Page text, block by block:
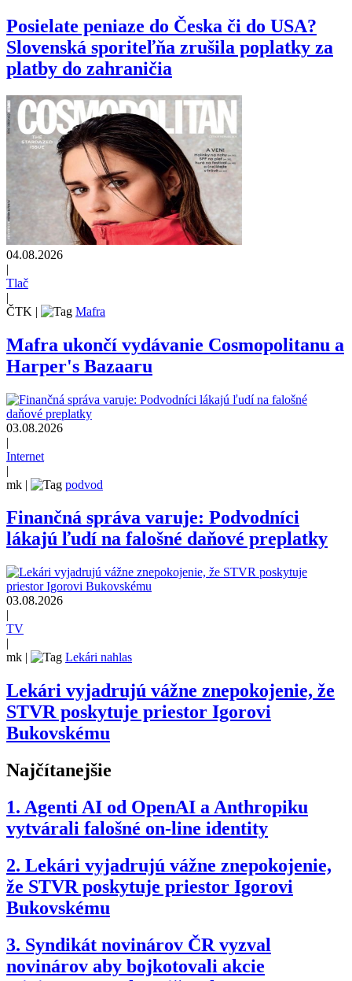
Posielate peniaze do Česka či do USA?
Slovenská sporiteľňa zrušila poplatky za
platby do zahraničia
04.08.2026
|
Tlač
|
ČTK | Mafra
Mafra ukončí vydávanie Cosmopolitanu a
Harper's Bazaaru
03.08.2026
|
Internet
|
mk | podvod
Finančná správa varuje: Podvodníci
lákajú ľudí na falošné daňové preplatky
03.08.2026
|
TV
|
mk | Lekári nahlas
Lekári vyjadrujú vážne znepokojenie, že
STVR poskytuje priestor Igorovi
Bukovskému
Najčítanejšie
1. Agenti AI od OpenAI a Anthropiku
vytvárali falošné on-line identity
2. Lekári vyjadrujú vážne znepokojenie,
že STVR poskytuje priestor Igorovi
Bukovskému
3. Syndikát novinárov ČR vyzval
novinárov aby bojkotovali akcie